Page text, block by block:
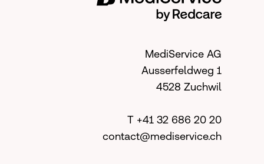
MediService AG
Ausserfeldweg 1
4528 Zuchwil
T +41 32 686 20 20
contact@mediservice.ch